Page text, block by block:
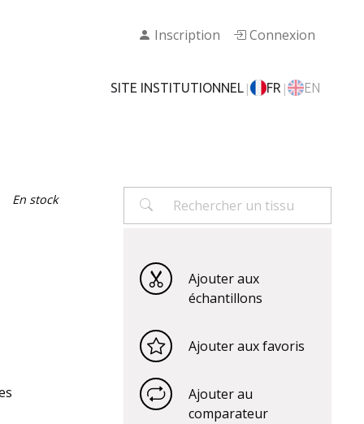
Inscription Connexion
SITE INSTITUTIONNEL | FR | EN
En stock
Ajouter aux
échantillons
Ajouter aux favoris
Ajouter au
comparateur